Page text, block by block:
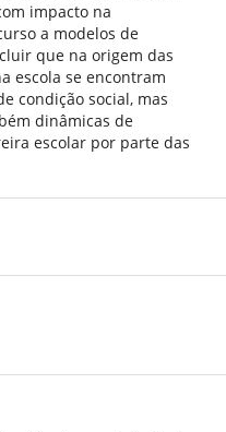
impacto na
a modelos de
que na origem das
escola se encontram
condição social, mas
dinâmicas de
escolar por parte das